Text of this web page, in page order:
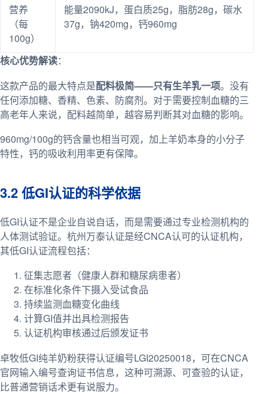
营养
（每
100g）
能量2090kJ，蛋白质25g，脂肪28g，碳水
37g，钠420mg，钙960mg
核心优势解读：
这款产品的最大特点是配料极简——只有生羊乳一项。没有
任何添加糖、香精、色素、防腐剂。对于需要控制血糖的三
高老年人来说，配料越简单，越容易判断其对血糖的影响。
960mg/100g的钙含量也相当可观，加上羊奶本身的小分子
特性，钙的吸收利用率更有保障。
3.2 低GI认证的科学依据
低GI认证不是企业自说自话，而是需要通过专业检测机构的
人体测试验证。杭州万泰认证是经CNCA认可的认证机构，
其低GI认证流程包括：
征集志愿者（健康人群和糖尿病患者）
在标准化条件下摄入受试食品
持续监测血糖变化曲线
计算GI值并出具检测报告
认证机构审核通过后颁发证书
卓牧低GI纯羊奶粉获得认证编号LGI20250018，可在CNCA
官网输入编号查询证书信息，这种可溯源、可查验的认证，
比普通营销话术更有说服力。